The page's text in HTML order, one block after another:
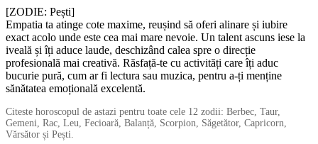
[ZODIE: Pești]
Empatia ta atinge cote maxime, reușind să oferi alinare și iubire
exact acolo unde este cea mai mare nevoie. Un talent ascuns iese la
iveală și îți aduce laude, deschizând calea spre o direcție
profesională mai creativă. Răsfață-te cu activități care îți aduc
bucurie pură, cum ar fi lectura sau muzica, pentru a-ți menține
sănătatea emoțională excelentă.
Citeste horoscopul de astazi pentru toate cele 12 zodii: Berbec, Taur,
Gemeni, Rac, Leu, Fecioară, Balanță, Scorpion, Săgetător, Capricorn,
Vărsător și Pești.